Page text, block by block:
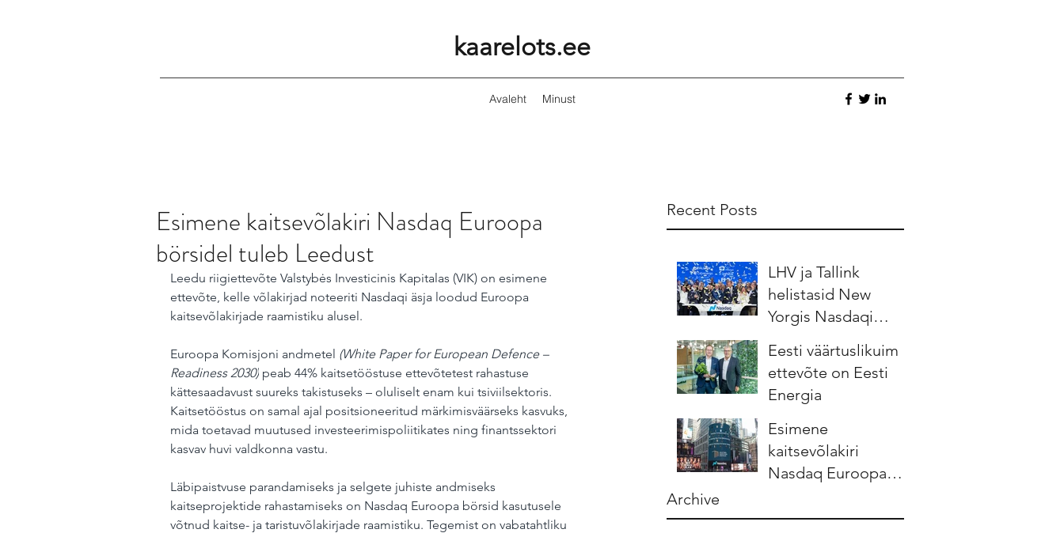
kaarelots.ee
Avaleht Minust
Recent Posts
LHV ja Tallink
helistasid New
Yorgis Nasdaqi
Eesti väärtuslikuim
ettevõte on Eesti
Energia
Esimene
kaitsevõlakiri
Nasdaq Euroopa
Leedust
Archive
Esimene kaitsevõlakiri Nasdaq Euroopa
börsidel tuleb Leedust
Leedu riigiettevõte Valstybės Investicinis Kapitalas (VIK) on esimene
ettevõte, kelle võlakirjad noteeriti Nasdaqi äsja loodud Euroopa
kaitsevõlakirjade raamistiku alusel.
Euroopa Komisjoni andmetel (White Paper for European Defence –
Readiness 2030) peab 44% kaitsetööstuse ettevõtetest rahastuse
kättesaadavust suureks takistuseks – oluliselt enam kui tsiviilsektoris.
Kaitsetööstus on samal ajal positsioneeritud märkimisväärseks kasvuks,
mida toetavad muutused investeerimispoliitikates ning finantssektori
kasvav huvi valdkonna vastu.
Läbipaistvuse parandamiseks ja selgete juhiste andmiseks
kaitseprojektide rahastamiseks on Nasdaq Euroopa börsid kasutusele
võtnud kaitse- ja taristuvõlakirjade raamistiku. Tegemist on vabatahtliku